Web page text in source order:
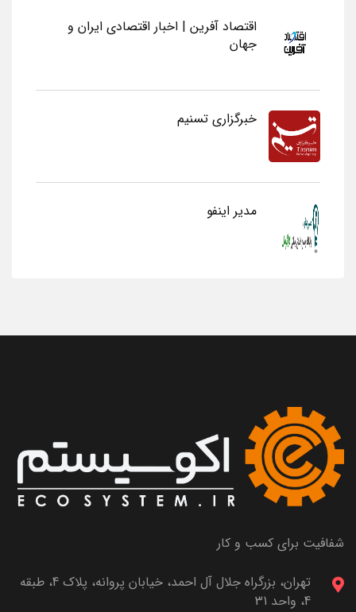
اقتصاد آفرین | اخبار اقتصادی ایران و
جهان
خبرگزاری تسنیم
مدیر اینفو
شفافیت برای کسب و کار
تهران، بزرگراه جلال آل احمد، خیابان پروانه، پلاک 4، طبقه
4، واحد 31